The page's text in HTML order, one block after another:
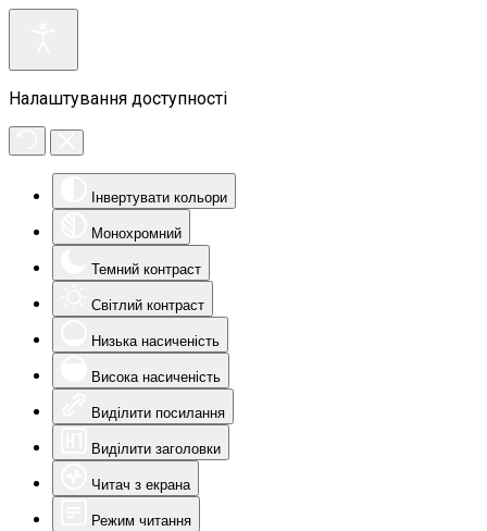
Налаштування доступності
Інвертувати кольори
Монохромний
Темний контраст
Світлий контраст
Низька насиченість
Висока насиченість
Виділити посилання
Виділити заголовки
Читач з екрана
Режим читання